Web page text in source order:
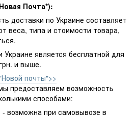
Почта*):
доставки по Украине составляет
веса, типа и стоимости товара,
Украине является бесплатной для
и выше.
почты">>
предоставляем возможность
способами:
- возможна при самовывозе в